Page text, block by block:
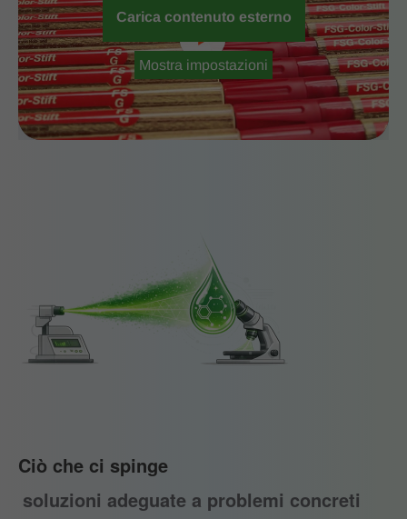
Carica contenuto esterno
Mostra impostazioni
Ciò che ci spinge
soluzioni adeguate a problemi concreti